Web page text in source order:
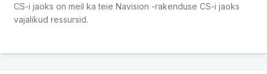
CS-i jaoks on meil ka teie Navision -rakenduse CS-i jaoks
vajalikud ressursid.